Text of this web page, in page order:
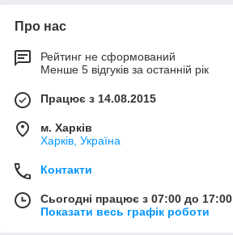
Про нас
Рейтинг не сформований
Менше 5 відгуків за останній рік
Працює з 14.08.2015
м. Харків
Харків, Україна
Контакти
Сьогодні працює з 07:00 до 17:00
Показати весь графік роботи